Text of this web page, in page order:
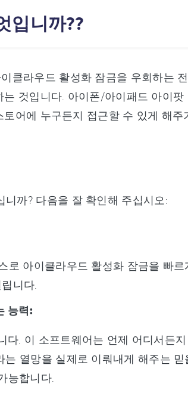
입니까??
클라우드 활성화 잠금을 우회하는
것입니다. 아이폰/아이패드 아이
어에 누구든지 접근할 수 있게 해주
까? 다음을 잘 확인해 주십시오:
로 아이클라우드 활성화 잠금을 빠
니다.
능력:
다. 이 소프트웨어는 언제 어디서든
열망을 실제로 이뤄내게 해주는
능합니다.